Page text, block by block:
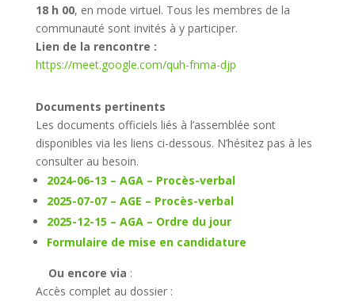
18 h 00, en mode virtuel. Tous les membres de la
communauté sont invités à y participer.
Lien de la rencontre :
https://meet.google.com/quh-fnma-djp
Documents pertinents
Les documents officiels liés à l’assemblée sont
disponibles via les liens ci-dessous. N’hésitez pas à les
consulter au besoin.
2024-06-13 – AGA – Procès-verbal
2025-07-07 – AGE – Procès-verbal
2025-12-15 – AGA – Ordre du jour
Formulaire de mise en candidature
Ou encore via :
Accès complet au dossier :